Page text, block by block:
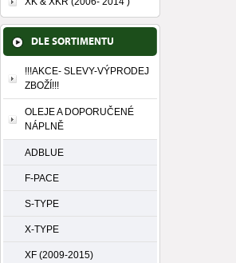
DLE SORTIMENTU
!!!AKCE- SLEVY-VÝPRODEJ
ZBOŽÍ!!!
OLEJE A DOPORUČENÉ
NÁPLNĚ
ADBLUE
F-PACE
S-TYPE
X-TYPE
XF (2009-2015)